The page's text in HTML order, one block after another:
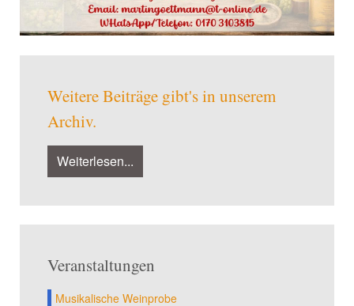
Weitere Beiträge gibt's in unserem
Archiv.
Weiterlesen...
Veranstaltungen
Musikalische Weinprobe